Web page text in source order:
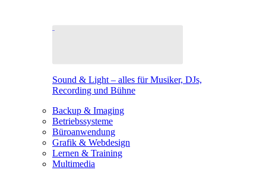
Sound & Light – alles für Musiker, DJs,
Recording und Bühne
Backup & Imaging
Betriebssysteme
Büroanwendung
Grafik & Webdesign
Lernen & Training
Multimedia